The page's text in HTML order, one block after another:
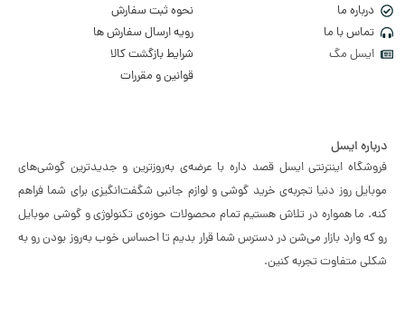
درباره ما
تماس با ما
ایسل مگ
نحوه ثبت سفارش
رویه ارسال سفارش ها
شرایط بازگشت کالا
قوانین و مقررات
درباره ایسل
فروشگاه اینترنتی ایسل قصد داره با عرضه‌ی به‌روزترین و جدیدترین گوشی‌های
موبایل روز دنیا تجربه‌ی خرید گوشی و لوازم جانبی شگفت‌انگیزی برای شما فراهم
کنه. ما همواره در تلاش هستیم تمام محصولات حوزه‌ی تکنولوژی و گوشی موبایل
رو که وارد بازار می‌شن در دسترس شما قرار بدیم تا احساس خوب به‌روز بودن رو به
شکلی متفاوت تجربه کنین.